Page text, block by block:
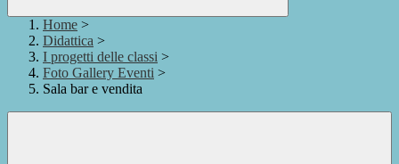
Home >
Didattica >
I progetti delle classi >
Foto Gallery Eventi >
Sala bar e vendita